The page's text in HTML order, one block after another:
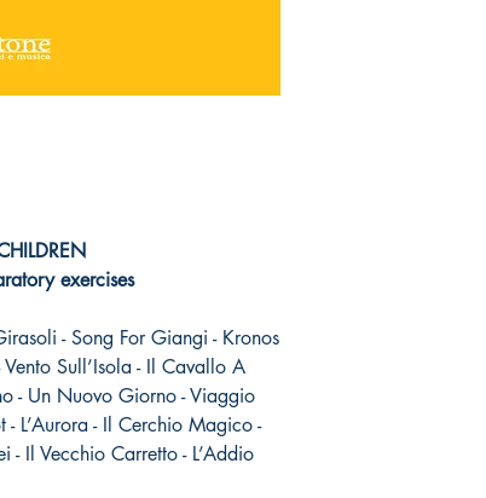
exercises
- Song For Giangi - Kronos
Sull’Isola - Il Cavallo A
- Un Nuovo Giorno - Viaggio
L’Aurora - Il Cerchio Magico -
- Il Vecchio Carretto - L’Addio